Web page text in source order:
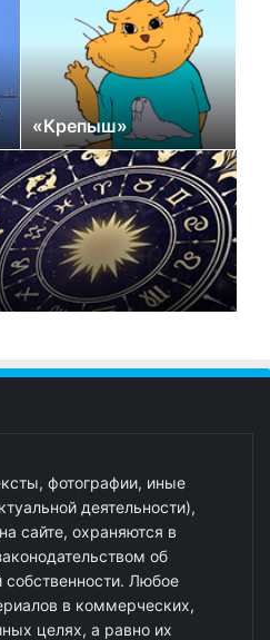
«Крепыш»
фотографии, иные
деятельности),
сайте, охраняются в
об
собственности. Любое
в коммерческих,
целях, а равно их